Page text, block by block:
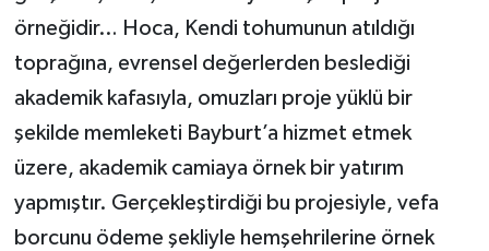
örneğidir… Hoca, Kendi tohumunun atıldığı
toprağına, evrensel değerlerden beslediği
akademik kafasıyla, omuzları proje yüklü bir
şekilde memleketi Bayburt’a hizmet etmek
üzere, akademik camiaya örnek bir yatırım
yapmıştır. Gerçekleştirdiği bu projesiyle, vefa
borcunu ödeme şekliyle hemşehrilerine örnek